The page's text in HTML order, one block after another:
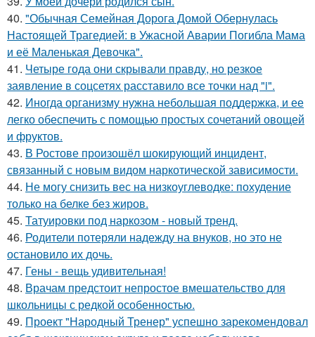
40. "Обычная Семейная Дорога Домой Обернулась
Настоящей Трагедией: в Ужасной Аварии Погибла Мама
и её Маленькая Девочка".
41. Четыре года они скрывали правду, но резкое
заявление в соцсетях расставило все точки над "i".
42. Иногда организму нужна небольшая поддержка, и ее
легко обеспечить с помощью простых сочетаний овощей
и фруктов.
43. В Ростове произошёл шокирующий инцидент,
связанный с новым видом наркотической зависимости.
44. Не могу снизить вес на низкоуглеводке: похудение
только на белке без жиров.
45. Татуировки под наркозом - новый тренд.
46. Родители потеряли надежду на внуков, но это не
остановило их дочь.
47. Гены - вещь удивительная!
48. Врачам предстоит непростое вмешательство для
школьницы с редкой особенностью.
49. Проект "Народный Тренер" успешно зарекомендовал